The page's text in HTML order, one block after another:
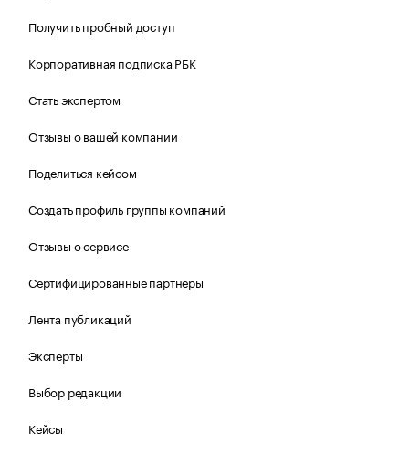
Получить пробный доступ
Корпоративная подписка РБК
Стать экспертом
Отзывы о вашей компании
Поделиться кейсом
Создать профиль группы компаний
Отзывы о сервисе
Сертифицированные партнеры
Лента публикаций
Эксперты
Выбор редакции
Кейсы